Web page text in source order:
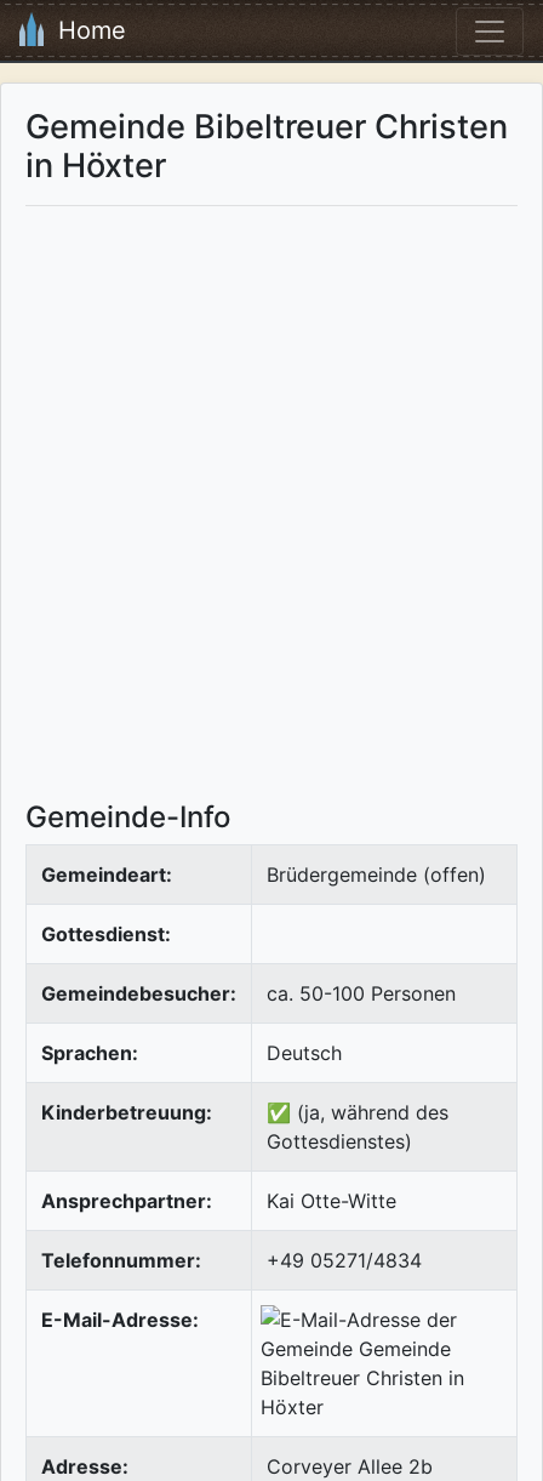
Home
Gemeinde Bibeltreuer Christen
in Höxter
Gemeinde-Info
Gemeindeart: Brüdergemeinde (offen)
Gottesdienst:
Gemeindebesucher: ca. 50-100 Personen
Sprachen: Deutsch
Kinderbetreuung:
✅ (ja, während des
Gottesdienstes)
Ansprechpartner: Kai Otte-Witte
Telefonnummer: +49 05271/4834
E-Mail-Adresse:
Adresse:
Corveyer Allee 2b